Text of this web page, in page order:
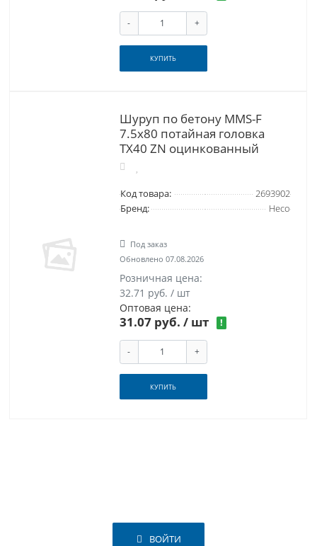
- +
КУПИТЬ
Шуруп по бетону MMS-F
7.5х80 потайная головка
TX40 ZN оцинкованный
Код товара:
2693902
Бренд:
Heco
Под заказ
Обновлено 07.08.2026
Розничная цена:
32.71 руб. / шт
Оптовая цена:
31.07 руб. / шт !
- +
КУПИТЬ
ВОЙТИ